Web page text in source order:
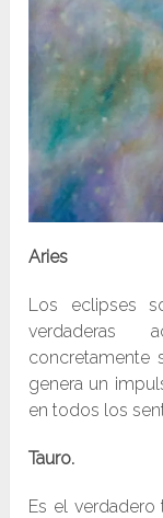
Aries
Los eclipses
verdaderas
concretamente
genera un
en todos los
Tauro.
Es el